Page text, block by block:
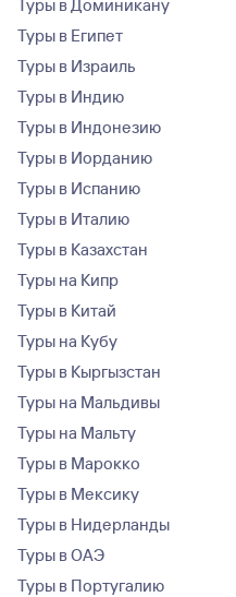
Туры в Доминикану
Туры в Египет
Туры в Израиль
Туры в Индию
Туры в Индонезию
Туры в Иорданию
Туры в Испанию
Туры в Италию
Туры в Казахстан
Туры на Кипр
Туры в Китай
Туры на Кубу
Туры в Кыргызстан
Туры на Мальдивы
Туры на Мальту
Туры в Марокко
Туры в Мексику
Туры в Нидерланды
Туры в ОАЭ
Туры в Португалию